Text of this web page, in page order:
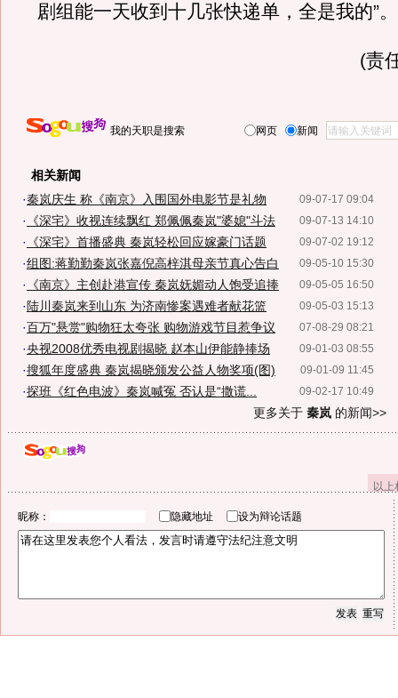
剧组能一天收到十几张快递单，全是我的”。
(责
我的天职是搜索 网页 新闻
相关新闻
09-07-17 09:04
·秦岚庆生 称《南京》入围国外电影节是礼物
09-07-13 14:10
· 《深宅》收视连续飘红 郑佩佩秦岚"婆媳"斗法
09-07-02 19:12
· 《深宅》首播盛典 秦岚轻松回应嫁豪门话题
09-05-10 15:30
·组图:蒋勤勤秦岚张嘉倪高梓淇母亲节真心告白
09-05-05 16:50
· 《南京》主创赴港宣传 秦岚妩媚动人饱受追捧
09-05-03 15:13
· 陆川秦岚来到山东 为济南惨案遇难者献花篮
07-08-29 08:21
·百万"悬赏"购物狂太夸张 购物游戏节目惹争议
09-01-03 08:55
·央视2008优秀电视剧揭晓 赵本山伊能静捧场
09-01-09 11:45
·搜狐年度盛典 秦岚揭晓颁发公益人物奖项(图)
09-02-17 10:49
·探班《红色电波》秦岚喊冤 否认是“撒谎...
更多关于 秦岚 的新闻>>
以
昵称： 隐藏地址 设为辩论话题